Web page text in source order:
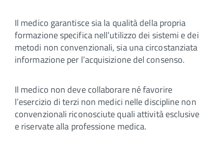
Il medico garantisce sia la qualità della propria
formazione specifica nell’utilizzo dei sistemi e dei
metodi non convenzionali, sia una circostanziata
informazione per l’acquisizione del consenso.
Il medico non deve collaborare né favorire
l’esercizio di terzi non medici nelle discipline non
convenzionali riconosciute quali attività esclusive
e riservate alla professione medica.